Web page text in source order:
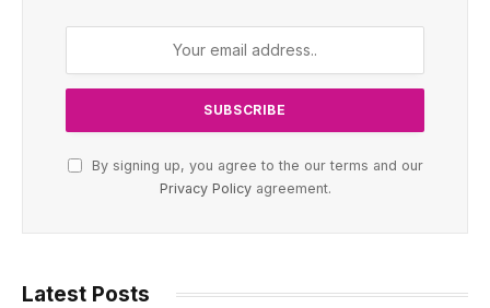
By signing up, you agree to the our terms and our
Privacy Policyagreement.
Latest Posts